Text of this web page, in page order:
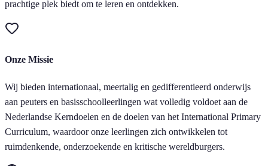
prachtige plek biedt om te leren en ontdekken.
Onze Missie
Wij bieden internationaal, meertalig en gedifferentieerd onderwijs
aan peuters en basisschoolleerlingen wat volledig voldoet aan de
Nederlandse Kerndoelen en de doelen van het International Primary
Curriculum, waardoor onze leerlingen zich ontwikkelen tot
ruimdenkende, onderzoekende en kritische wereldburgers.